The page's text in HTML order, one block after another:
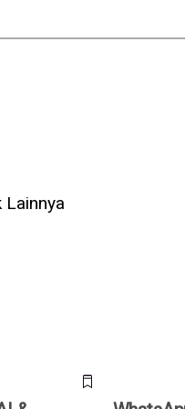
Lainnya